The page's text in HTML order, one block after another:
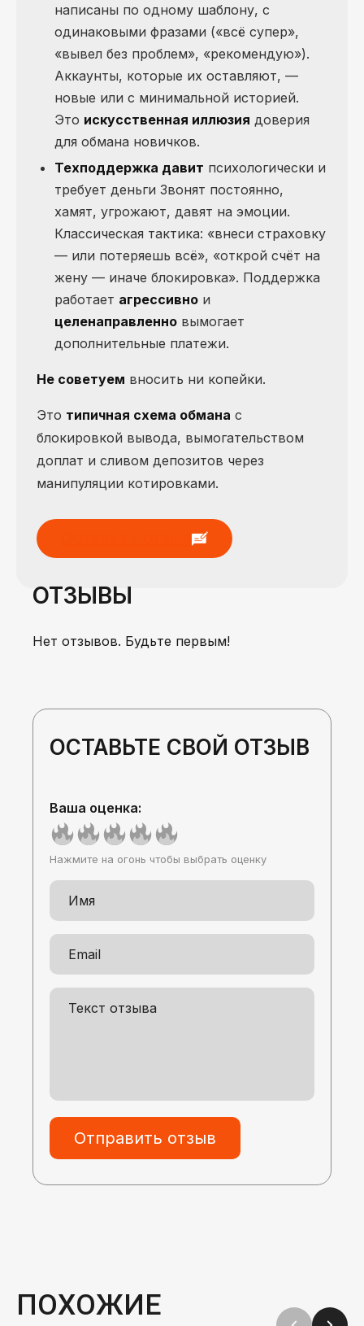
написаны по одному шаблону, с
одинаковыми фразами («всё супер»,
«вывел без проблем», «рекомендую»).
Аккаунты, которые их оставляют, —
новые или с минимальной историей.
Это искусственная иллюзия доверия
для обмана новичков.
Техподдержка давит психологически и
требует деньги Звонят постоянно,
хамят, угрожают, давят на эмоции.
Классическая тактика: «внеси страховку
— или потеряешь всё», «открой счёт на
жену — иначе блокировка». Поддержка
работает агрессивно и
целенаправленно вымогает
дополнительные платежи.
Не советуем вносить ни копейки.
Это типичная схема обмана с
блокировкой вывода, вымогательством
доплат и сливом депозитов через
манипуляции котировками.
ОТЗЫВЫ
Нет отзывов. Будьте первым!
ОСТАВЬТЕ СВОЙ ОТЗЫВ
Ваша оценка:
Нажмите на огонь чтобы выбрать оценку
Отправить отзыв
ПОХОЖИЕ